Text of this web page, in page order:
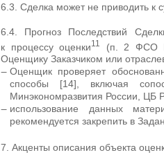
6.3. Сделка может не приводить к
6.4. Прогноз Последствий
к процессу оценки11
(п. 2 ФСО
Оценщику Заказчиком или
Оценщик проверяет
способы [14], включая
Минэкономразвития России, ЦБ
использование данных
рекомендуется закрепить в
7. Акценты описания объекта